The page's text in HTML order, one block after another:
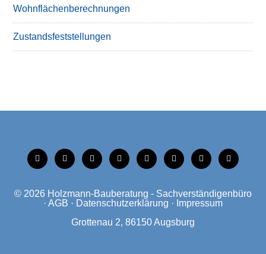
Wohnflächenberechnungen
Zustandsfeststellungen
tiktok instagramfacebooklinkedinxing linkedinmobilemail
© 2026 Holzmann-Bauberatung - Sachverständigenbüro
· AGB · Datenschutzerklärung · Impressum
Grottenau 2, 86150 Augsburg